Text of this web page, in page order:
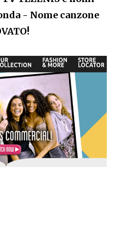
- Nome canzone